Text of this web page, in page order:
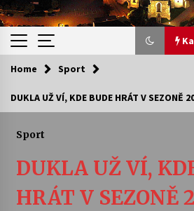
Kam za kulturou?
Vernisáž výstavy
kapkou
Home Sport
DUKLA UŽ VÍ, KDE BUDE HRÁT V SEZONĚ
Sport
DUKLA UŽ VÍ,
HRÁT V SEZONĚ